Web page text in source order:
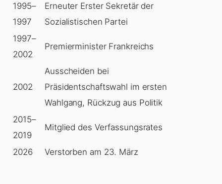
1995–
1997
Erneuter Erster Sekretär der
Sozialistischen Partei
1997–
2002
Premierminister Frankreichs
2002
Ausscheiden bei
Präsidentschaftswahl im ersten
Wahlgang, Rückzug aus Politik
2015–
2019
Mitglied des Verfassungsrates
2026 Verstorben am 23. März